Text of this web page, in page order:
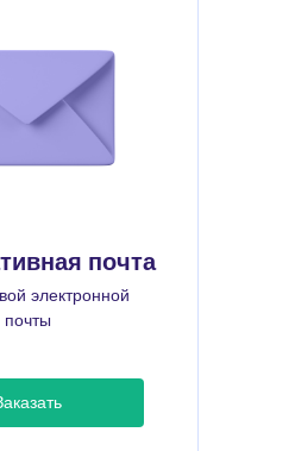
почта
электронной
почты